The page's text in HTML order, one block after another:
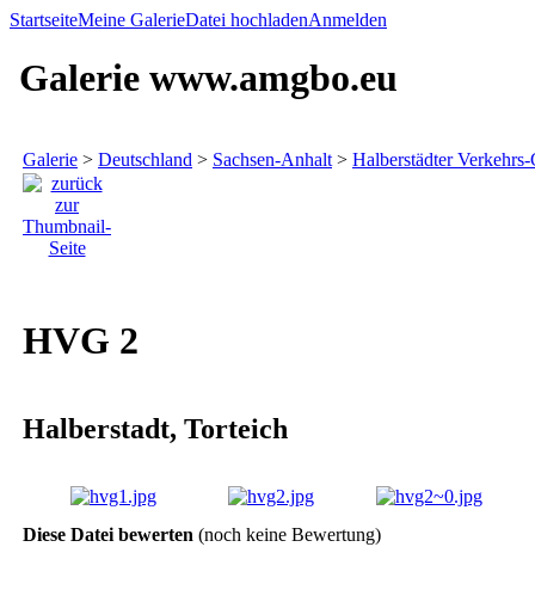
StartseiteMeine GalerieDatei hochladenAnmelden
Galerie www.amgbo.eu
Galerie > Deutschland > Sachsen-Anhalt > Halberstädter
HVG 2
Halberstadt, Torteich
Diese Datei bewerten (noch keine Bewertung)